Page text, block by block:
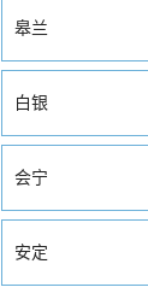
皋兰
白银
会宁
安定